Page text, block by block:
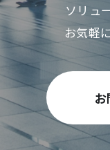
ソリュ
お気軽